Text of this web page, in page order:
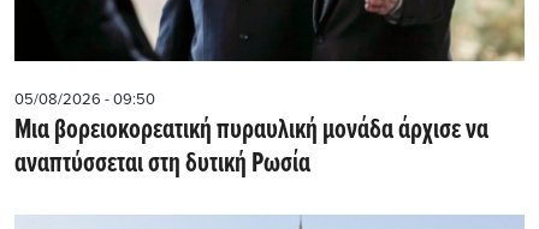
05/08/2026 - 09:50
Μια βορειοκορεατική πυραυλική μονάδα άρχισε να
αναπτύσσεται στη δυτική Ρωσία